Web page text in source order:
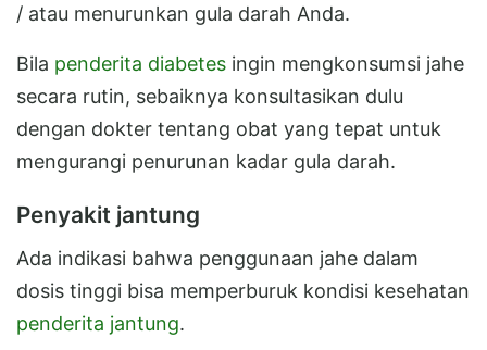
/ atau menurunkan gula darah Anda.
Bila penderita diabetes ingin mengkonsumsi jahe
secara rutin, sebaiknya konsultasikan dulu
dengan dokter tentang obat yang tepat untuk
mengurangi penurunan kadar gula darah.
Penyakit jantung
Ada indikasi bahwa penggunaan jahe dalam
dosis tinggi bisa memperburuk kondisi kesehatan
penderita jantung.